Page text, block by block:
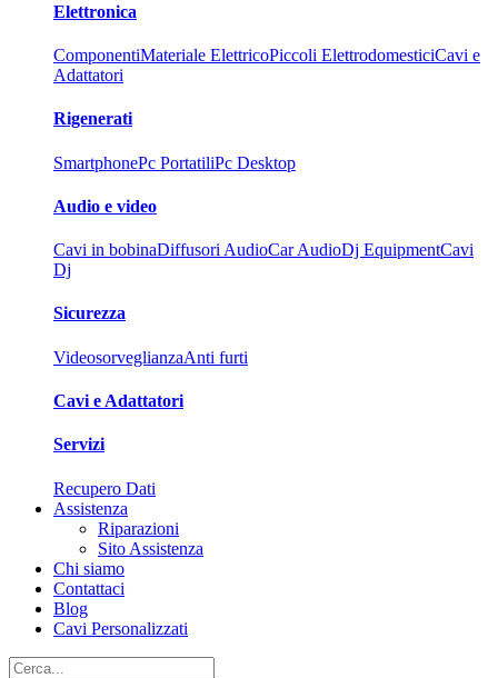
Elettronica
ComponentiMateriale ElettricoPiccoli ElettrodomesticiCavi e
Adattatori
Rigenerati
SmartphonePc PortatiliPc Desktop
Audio e video
Cavi in bobinaDiffusori AudioCar AudioDj EquipmentCavi
Dj
Sicurezza
VideosorveglianzaAnti furti
Cavi e Adattatori
Servizi
Recupero Dati
Assistenza
Riparazioni
Sito Assistenza
Chi siamo
Contattaci
Blog
Cavi Personalizzati